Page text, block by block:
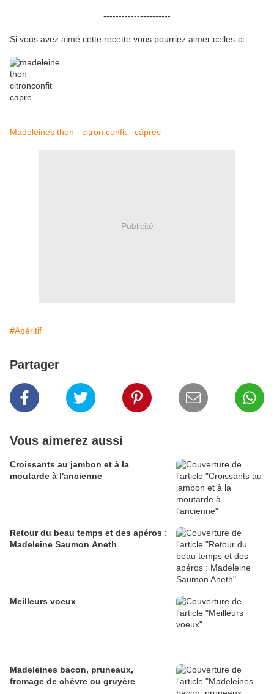
----------------------
Si vous avez aimé cette recette vous pourriez aimer celles-ci :
Madeleines thon - citron confit - câpres
Publicité
#Apéritif
Partager
Vous aimerez aussi
Croissants au jambon et à la
moutarde à l'ancienne
Retour du beau temps et des apéros :
Madeleine Saumon Aneth
Meilleurs voeux
Madeleines bacon, pruneaux,
fromage de chèvre ou gruyère